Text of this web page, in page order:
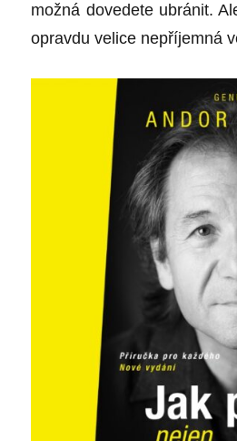
možná dovedete ubránit.
opravdu velice nepříjemná